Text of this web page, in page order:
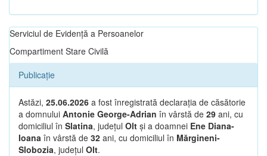
Serviciul de Evidență a Persoanelor
Compartiment Stare Civilă
Publicație
Astăzi, 25.06.2026 a fost înregistrată declarația de căsătorie
a domnului Antonie George-Adrian în vârstă de 29 ani, cu
domiciliul în Slatina, județul Olt și a doamnei Ene Diana-
Ioana în vârstă de 32 ani, cu domiciliul în Mărgineni-
Slobozia, județul Olt.